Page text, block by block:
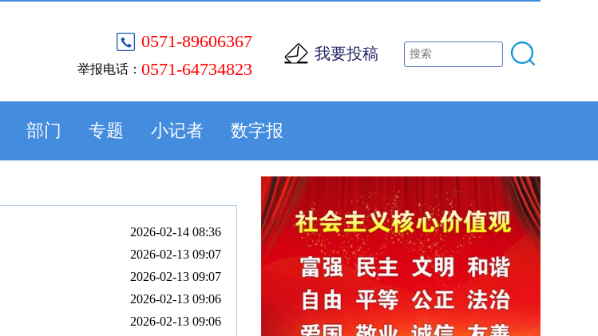
0571-89606367
举报电话： 0571-64734823
我要投稿
部门 专题 小记者 数字报
2026-02-14 08:36
2026-02-13 09:07
2026-02-13 09:07
2026-02-13 09:06
2026-02-13 09:06